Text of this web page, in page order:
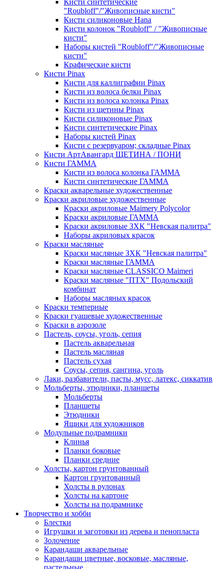
"Roubloff"/"Живописные кисти"
Кисти силиконовые Hana
Кисти колонок "Roubloff" / "Живописные
кисти"
Наборы кистей "Roubloff"/"Живописные
кисти"
Крафические кисти
Кисти Pinax
Кисти для каллиграфии Pinax
Кисти из волоса белки Pinax
Кисти из волоса колонка Pinax
Кисти из щетины Pinax
Кисти силиконовые Pinax
Кисти синтетические Pinax
Наборы кистей Pinax
Кисти с резервуаром; складные Pinax
Кисти АртАвангард ЩЕТИНА / ПОНИ
Кисти ГАММА
Кисти из волоса колонка ГАММА
Кисти синтетические ГАММА
Краски акварельные художественные
Краски акриловые художественные
Краски акриловые Maimery Polycolor
Краски акриловые ГАММА
Краски акриловые ЗХК "Невская палитра"
Наборы акриловых красок
Краски масляные
Краски масляные ЗХК "Невская палитра"
Краски масляные ГАММА
Краски масляные CLASSICO Maimeri
Краски масляные "ПТХ" Подольский
комбинат
Наборы масляных красок
Краски темперные
Краски гуашевые художественные
Краски в аэрозоле
Пастель, соусы, уголь, сепия
Пастель акварельная
Пастель масляная
Пастель сухая
Соусы, сепия, сангина, уголь
Лаки, разбавители, пасты, мусс, латекс, сиккатив
Мольберты, этюдники, планшеты
Мольберты
Планшеты
Этюдники
Ящики для художников
Модульные подрамники
Клинья
Планки боковые
Планки средние
Холсты, картон грунтованный
Картон грунтованный
Холсты в рулонах
Холсты на картоне
Холсты на подрамнике
Творчество и хобби
Блестки
Игрушки и заготовки из дерева и пенопласта
Золочение
Карандаши акварельные
Карандаши цветные, восковые, масляные,
пастельные